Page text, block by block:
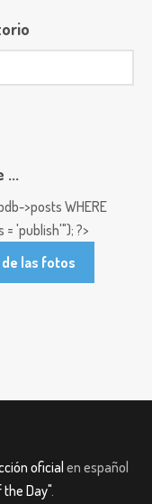
...
>posts WHERE
= 'publish'"); ?>
las fotos
oficial en español
Day".